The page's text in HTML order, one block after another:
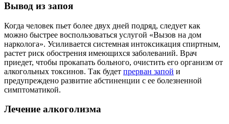
Вывод из запоя
Когда человек пьет более двух дней подряд, следует как
можно быстрее воспользоваться услугой «Вызов на дом
нарколога». Усиливается системная интоксикация спиртным,
растет риск обострения имеющихся заболеваний. Врач
приедет, чтобы прокапать больного, очистить его организм от
алкогольных токсинов. Так будет прерван запой и
предупреждено развитие абстиненции с ее болезненной
симптоматикой.
Лечение алкоголизма